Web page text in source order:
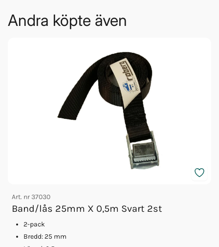
Andra köpte även
Art. nr 37030
Band/lås 25mm X 0,5m Svart 2st
2-pack
Bredd: 25 mm